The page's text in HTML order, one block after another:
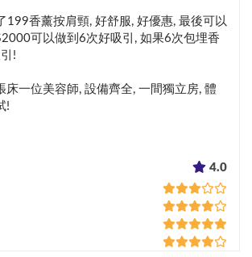
199香薰按肩頸, 好舒服, 好優惠, 最後可以
可以做到6次好吸引, 如果6次包埋香
!
床一位美容師, 設備齊全, 一間獨立房, 體
!
4.0